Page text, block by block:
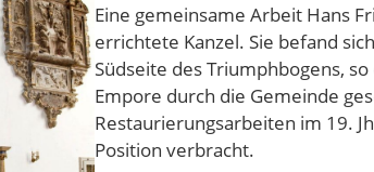
Eine gemeinsame Arbeit Hans
errichtete Kanzel. Sie befand
Südseite des Triumphbogens,
Empore durch die Gemeinde
Restaurierungsarbeiten im 19.
Position verbracht.